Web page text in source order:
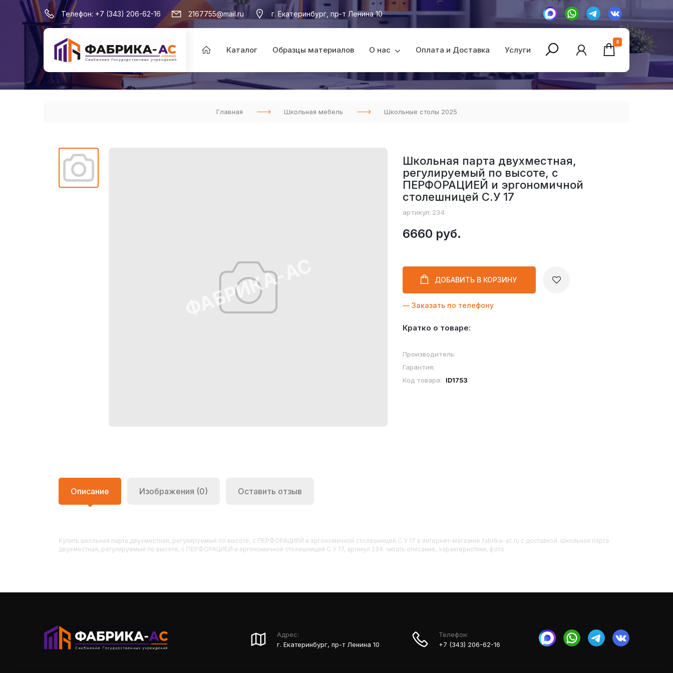
Телефон: +7 (343) 206-62-16 2167755@mail.ru г. Екатеринбург, пр-т Ленина 10
Каталог Образцы материалов О нас Оплата и Доставка Услуги
0
Главная Школьная мебель Школьные столы 2025
Школьная парта двухместная,
регулируемый по высоте, с
ПЕРФОРАЦИЕЙ и эргономичной
столешницей С.У 17
артикул: 234
6660 руб.
ДОБАВИТЬ В КОРЗИНУ
— Заказать по телефону
Кратко о товаре:
Производитель:
Гарантия:
Код товара:
ID1753
Описание Изображения (0) Оставить отзыв
Купить Школьная парта двухместная, регулируемый по высоте, с ПЕРФОРАЦИЕЙ и эргономичной столешницей С.У 17 в интернет-магазине fabrika-ac.ru с доставкой. Школьная парта
двухместная, регулируемый по высоте, с ПЕРФОРАЦИЕЙ и эргономичной столешницей С.У 17, артикул 234: читать описание, характеристики, фото
Адрес:
г. Екатеринбург, пр-т Ленина 10
Телефон:
+7 (343) 206-62-16